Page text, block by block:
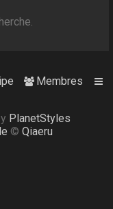
Membres
PlanetStyles
© Qiaeru